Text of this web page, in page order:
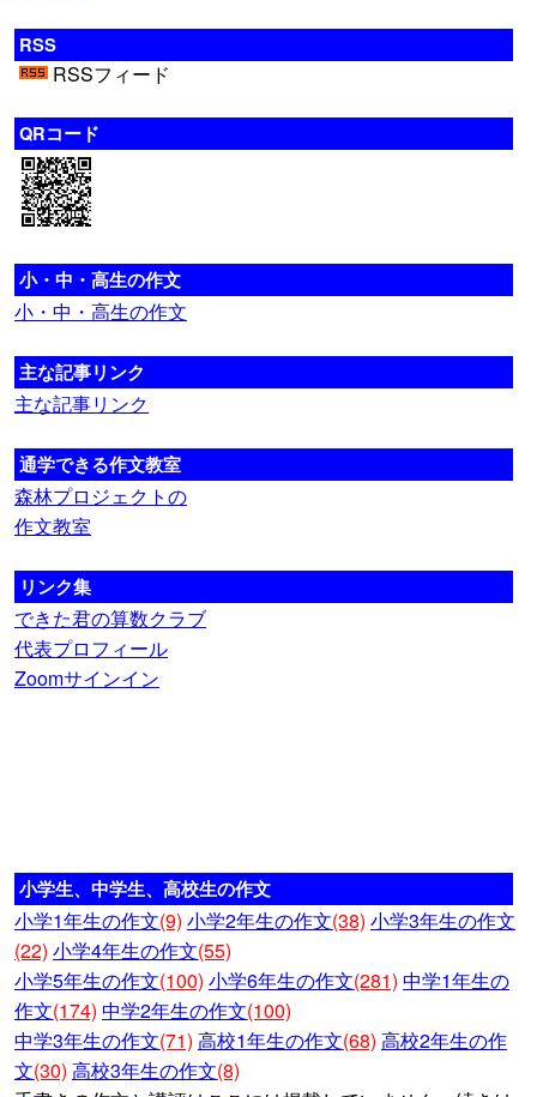
RSS
RSSフィード
QRコード
小・中・高生の作文
小・中・高生の作文
主な記事リンク
主な記事リンク
通学できる作文教室
森林プロジェクトの
作文教室
リンク集
できた君の算数クラブ
代表プロフィール
Zoomサインイン
小学生、中学生、高校生の作文
小学1年生の作文(9) 小学2年生の作文(38) 小学3年生の作文
(22) 小学4年生の作文(55)
小学5年生の作文(100) 小学6年生の作文(281) 中学1年生の
作文(174) 中学2年生の作文(100)
中学3年生の作文(71) 高校1年生の作文(68) 高校2年生の作
文(30) 高校3年生の作文(8)